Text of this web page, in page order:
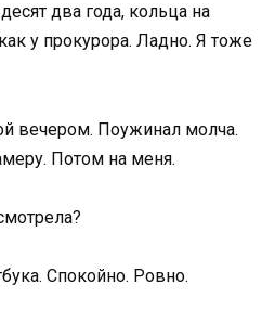
два года, кольца на
у прокурора. Ладно. Я тоже
вечером. Поужинал молча.
Потом на меня.
Спокойно. Ровно.